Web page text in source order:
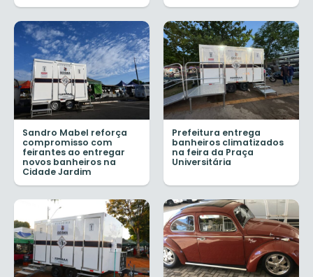
Sandro Mabel reforça
compromisso com
feirantes ao entregar
novos banheiros na
Cidade Jardim
Prefeitura entrega
banheiros climatizados
na feira da Praça
Universitária